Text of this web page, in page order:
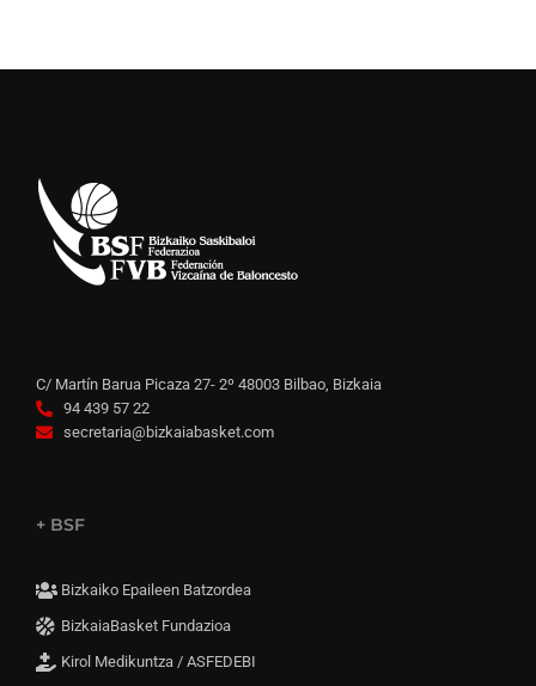
C/ Martín Barua Picaza 27- 2º 48003 Bilbao, Bizkaia
94 439 57 22
secretaria@bizkaiabasket.com
+ BSF
Bizkaiko Epaileen Batzordea
BizkaiaBasket Fundazioa
Kirol Medikuntza / ASFEDEBI